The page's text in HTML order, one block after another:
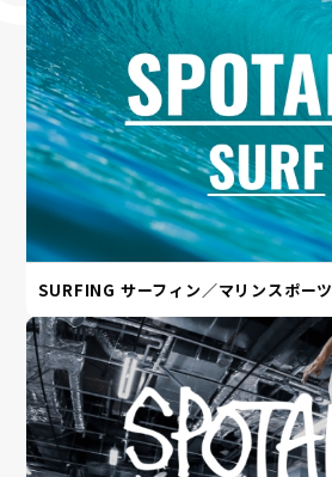
SURFING サーフィン／マリンスポーツ